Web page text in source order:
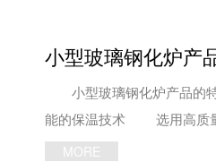
5℃-10℃，而中间的设定温
温度设定模式，可保障在有
差在5℃左右，且基本上能
性。 2、对不同玻璃钢化
小型玻璃钢化炉产
小型玻璃钢化炉产品
能的保温技术 选用高质
先进锚固安装工艺，不仅较
MORE